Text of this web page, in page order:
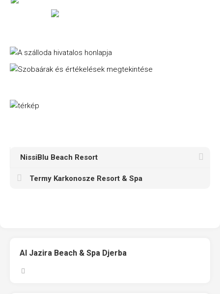
NissiBlu Beach Resort
Termy Karkonosze Resort & Spa
Al Jazira Beach & Spa Djerba